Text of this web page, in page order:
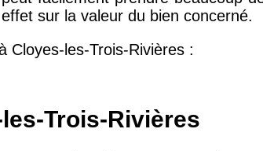
sur la valeur du bien concerné.
Cloyes-les-Trois-Rivières :
Trois-Rivières